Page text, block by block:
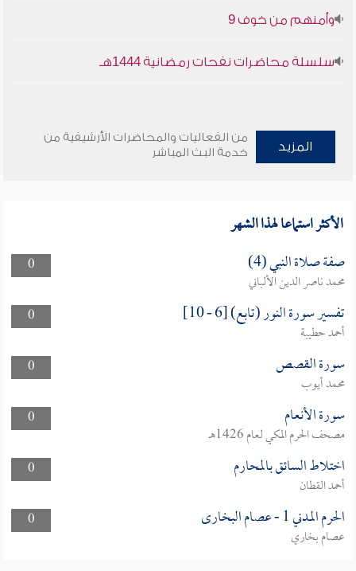
وأمنهم من خوف 9
سلسلة محاضرات نفحات رمضانية 1444هـ
المزيد
من الفعاليات والمحاضرات الأرشيفية من
خدمة البث المباشر
الأكثر استماعا لهذا الشهر
0 صفة صلاة النبي (4)
محمد ناصر الدين الألباني
0
تفسير سورة النور (تابع) [6 - 10]
أحمد حطيبة
0
سورة القصص
محمد أيوب
0
سورة الأنعام
مصحف الحرم المكي لعام 1426هـ
0
اختلاط السائق بالمحارم
أحمد القطان
0
الحرم المدني 1 - عصام البخارى
عصام بخاري